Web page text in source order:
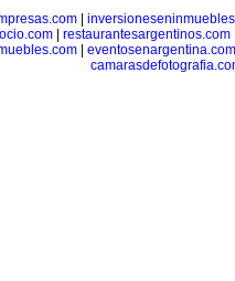
restaurantesargentinos.com
eventosenargentina.com